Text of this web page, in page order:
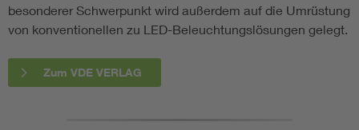
besonderer Schwerpunkt wird außerdem auf die Umrüstung
von konventionellen zu LED-Beleuchtungslösungen gelegt.
Zum VDE VERLAG